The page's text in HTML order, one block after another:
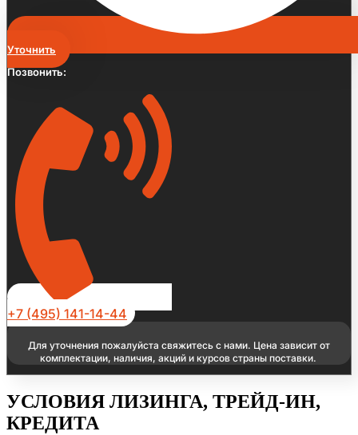
Уточнить
Позвонить:
+7 (495) 141-14-44
Для уточнения пожалуйста свяжитесь с нами. Цена зависит от
комплектации, наличия, акций и курсов страны поставки.
УСЛОВИЯ ЛИЗИНГА, ТРЕЙД-ИН,
КРЕДИТА